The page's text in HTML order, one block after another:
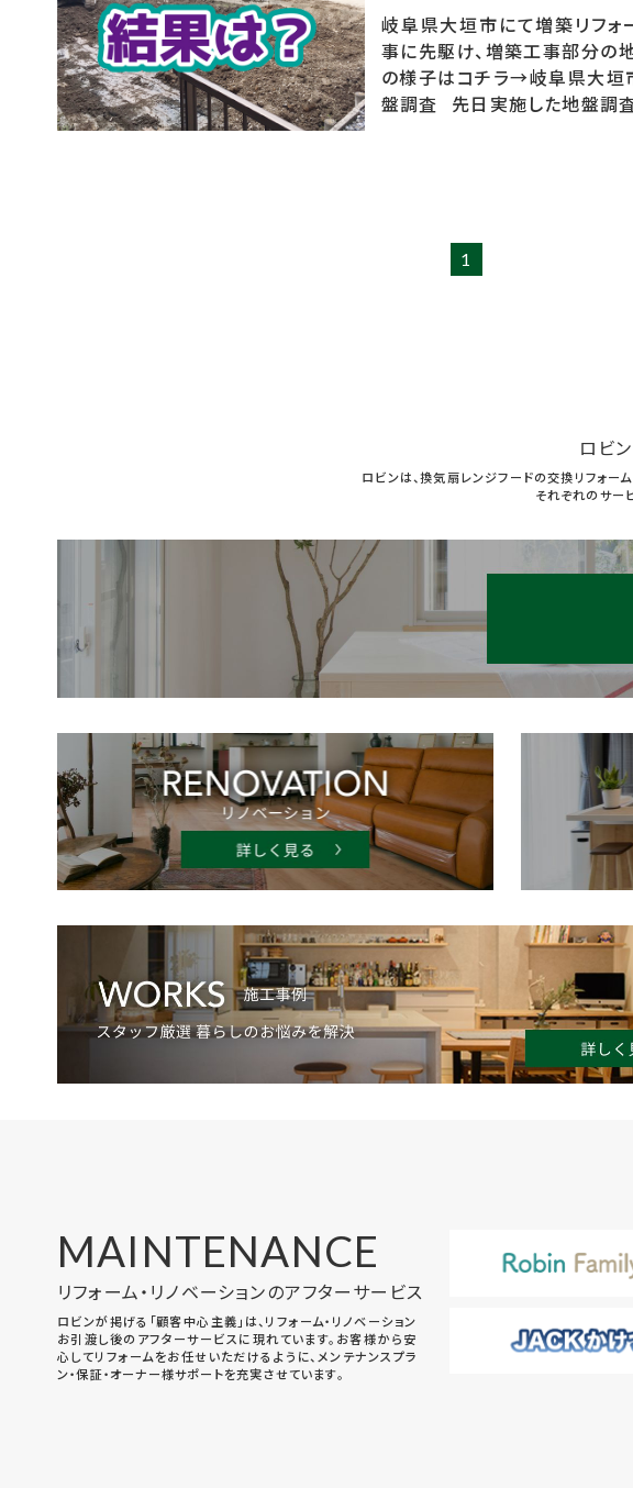
岐阜県大垣市にて増築リフォ
事に先駆け、増築工事部分の
の様子はコチラ→岐阜県大垣
盤調査 先日実施した地盤調
1
ロビ
ロビンは、換気扇レンジフードの交換リフォー
それぞれのサー
MAINTENANCE
リフォーム・リノベーションのアフターサービス
ロビンが掲げる「顧客中心主義」は、リフォーム・リノベーション
お引渡し後のアフターサービスに現れています。お客様から安
心してリフォームをお任せいただけるように、メンテナンスプラ
ン・保証・オーナー様サポートを充実させています。